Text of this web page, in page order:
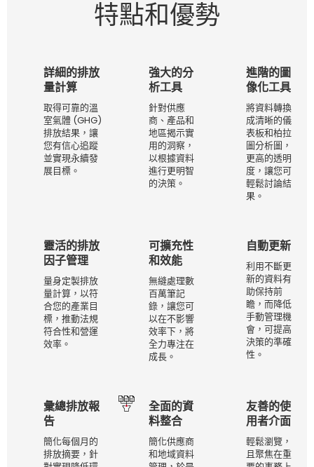
特點和優勢
詳細的排放
量計算
取得可靠的溫
室氣體 (GHG)
排放結果，讓
您有信心追蹤
並實現永續發
展目標。
強大的分
析工具
針對供應
商、產品和
地區揭示實
用的洞察，
以根據資料
進行更明智
的決策。
進階的圖
像化工具
將資料轉換
成清晰的儀
表板和柏拉
圖分析圖，
更高的透明
度，讓您可
輕鬆討論結
果。
靈活的排放
因子管理
量身定製排放
量計算，以符
合您的產業目
標，推動法規
符合性和營運
效率。
可擴充性
和效能
無縫處理數
百萬筆記
錄，讓您可
以在不影響
效率下，將
全力專注在
成長。
自動更新
利用不斷更
新的資料有
助保持前
瞻，而降低
手動管理機
會，可提高
決策的準確
性。
彙總排放報
告
簡化每個月的
排放摘要，針
全面的資
料整合
簡化供應商
和地域資料
友善的使
用者介面
輕鬆瀏覽，
且聚焦在重